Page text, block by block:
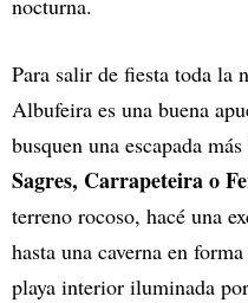
nocturna.
Para salir de fiesta toda la
Albufeira es una buena
busquen una escapada
Sagres, Carrapeteira o
terreno rocoso, hacé una
hasta una caverna en
playa interior iluminada